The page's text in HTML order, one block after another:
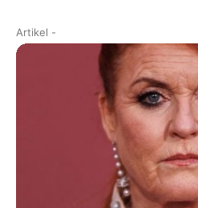
Artikel -